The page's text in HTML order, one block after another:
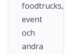
foodtrucks,
event
och
andra